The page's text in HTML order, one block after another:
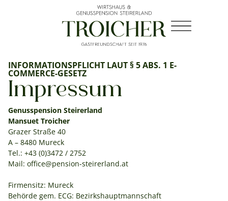
INFORMATIONSPFLICHT LAUT § 5 ABS. 1 E-
COMMERCE-GESETZ
Impressum
Genusspension Steirerland
Mansuet Troicher
Grazer Straße 40
A – 8480 Mureck
Tel.: +43 (0)3472 / 2752
Mail: office@pension-steirerland.at
Firmensitz: Mureck
Behörde gem. ECG: Bezirkshauptmannschaft